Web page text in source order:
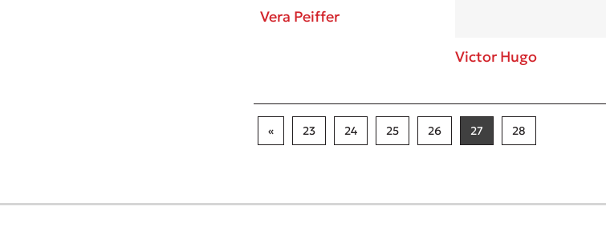
Vera Peiffer
Victor Hugo
« 23 24 25 26 27 28